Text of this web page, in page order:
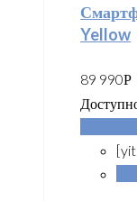
Yellow
89 990Р